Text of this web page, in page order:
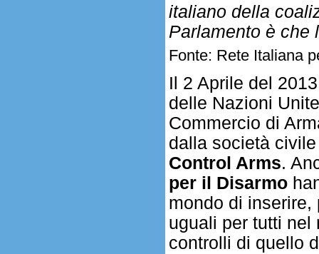
italiano della
Parlamento è che
Fonte: Rete Italiana
Il 2 Aprile del
delle Nazioni
Commercio di
dalla società
Control Arms.
per il Disarmo
mondo di
uguali per tutti nel
controlli di quello